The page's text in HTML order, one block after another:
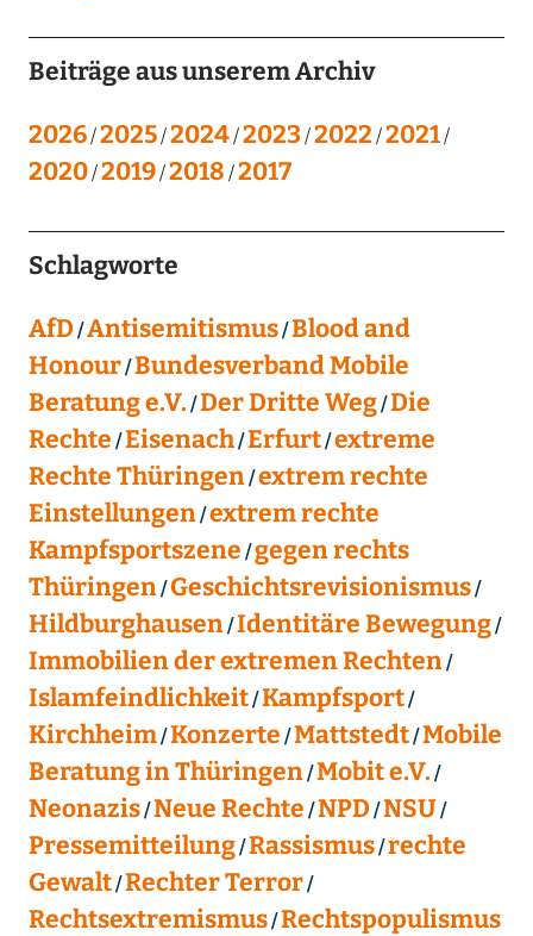
Beiträge aus unserem Archiv
2026 2025 2024 2023 2022 2021
2020 2019 2018 2017
Schlagworte
AfD Antisemitismus Blood and
Honour Bundesverband Mobile
Beratung e.V. Der Dritte Weg Die
Rechte Eisenach Erfurt extreme
Rechte Thüringen extrem rechte
Einstellungen extrem rechte
Kampfsportszene gegen rechts
Thüringen Geschichtsrevisionismus
Hildburghausen Identitäre Bewegung
Immobilien der extremen Rechten
Islamfeindlichkeit Kampfsport
Kirchheim Konzerte Mattstedt Mobile
Beratung in Thüringen Mobit e.V.
Neonazis Neue Rechte NPD NSU
Pressemitteilung Rassismus rechte
Gewalt Rechter Terror
Rechtsextremismus Rechtspopulismus